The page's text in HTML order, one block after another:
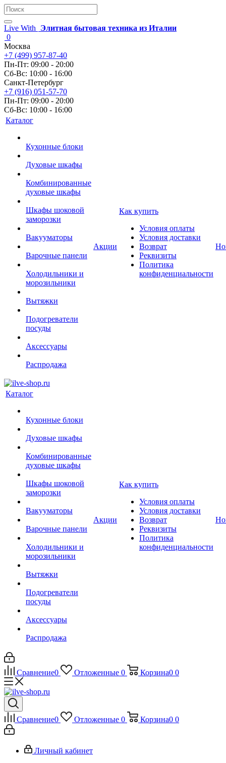
Live With
Элитная бытовая техника из Италии
0
Москва
+7 (499) 957-87-40
Пн-Пт: 09:00 - 20:00
Сб-Вс: 10:00 - 16:00
Санкт-Петербург
+7 (916) 051-57-70
Пн-Пт: 09:00 - 20:00
Сб-Вс: 10:00 - 16:00
Каталог
Кухонные блоки
Духовые шкафы
Комбинированные
духовые шкафы
Шкафы шоковой
заморозки
Вакууматоры
Варочные панели
Холодильники и
морозильники
Вытяжки
Подогреватели
посуды
Аксессуары
Распродажа
Акции
Как купить
Условия оплаты
Условия доставки
Возврат
Реквизиты
Политика
конфиденциальности
Каталог
Кухонные блоки
Духовые шкафы
Комбинированные
духовые шкафы
Шкафы шоковой
заморозки
Вакууматоры
Варочные панели
Холодильники и
морозильники
Вытяжки
Подогреватели
посуды
Аксессуары
Распродажа
Акции
Как купить
Условия оплаты
Условия доставки
Возврат
Реквизиты
Политика
конфиденциальности
Сравнение0 Отложенные 0 Корзина0 0
Сравнение0 Отложенные 0 Корзина0 0
Личный кабинет